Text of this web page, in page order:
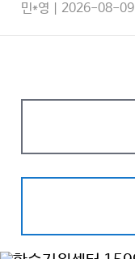
민*영 | 2026-08-09